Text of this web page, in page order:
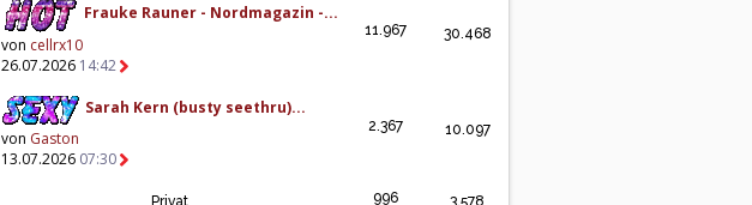
Frauke Rauner - Nordmagazin -...
von cellrx10
26.07.2026 14:42
11.967 30.468
Sarah Kern (busty seethru)...
von Gaston
13.07.2026 07:30
2.367 10.097
Privat 996 3.578